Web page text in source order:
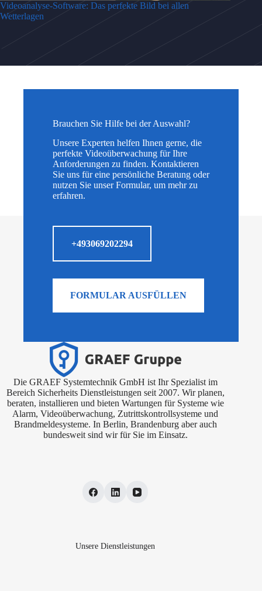
Videoanalyse-Software: Das perfekte Bild bei allen
Wetterlagen
Brauchen Sie Hilfe bei der Auswahl?
Unsere Experten helfen Ihnen gerne, die
perfekte Videoüberwachung für Ihre
Anforderungen zu finden. Kontaktieren
Sie uns für eine persönliche Beratung oder
nutzen Sie unser Formular, um mehr zu
erfahren.
+493069202294
FORMULAR AUSFÜLLEN
Die GRAEF Systemtechnik GmbH ist Ihr Spezialist im
Bereich Sicherheits Dienstleistungen seit 2007. Wir planen,
beraten, installieren und bieten Wartungen für Systeme wie
Alarm, Videoüberwachung, Zutrittskontrollsysteme und
Brandmeldesysteme. In Berlin, Brandenburg aber auch
bundesweit sind wir für Sie im Einsatz.
Unsere Dienstleistungen